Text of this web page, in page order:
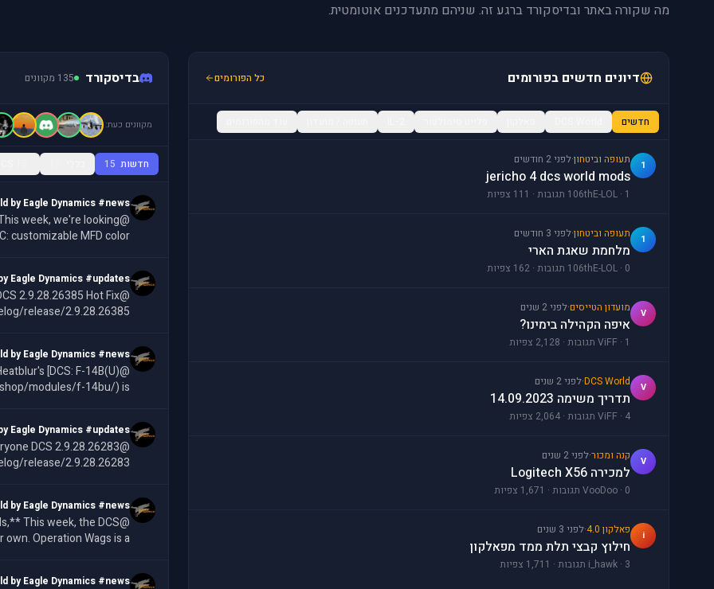
מה שקורה באתר ובדיסקורד ברגע זה. שניהם מתעדכנים אוטומטית.
דיונים חדשים בפורומים כל הפורומים
חדשים
1 תעופה וביטחון·לפני 2 חודשים
jericho 4 dcs world mods
106thE-LOL · 1 תגובות · 111 צפיות
1 תעופה וביטחון·לפני 3 חודשים
מלחמת שאגת הארי
106thE-LOL · 0 תגובות · 162 צפיות
V מועדון הטייסים·לפני 2 שנים
איפה הקהילה בימינו?
ViFF · 1 תגובות · 2,128 צפיות
V
DCS World
·לפני 2 שנים
תדריך משימה 14.09.2023
ViFF · 4 תגובות · 2,064 צפיות
V קנה ומכור·לפני 2 שנים
למכירה Logitech X56
VooDoo · 0 תגובות · 1,671 צפיות
i פאלקון 4.0 ·לפני 3 שנים
חילוץ קבצי תלת ממד מפאלקון
i_hawk · 3 תגובות · 1,711 צפיות
בדיסקורד 135 מקוונים
מקוונים כעת:
חדשות 15
by Eagle Dynamics #news
customizable MFD color
Eagle Dynamics #updates
2.9.28.26385 Hot Fix
release/2.9.28.26385/
by Eagle Dynamics #news
modules/f-14bu/) is
Eagle Dynamics #updates
DCS 2.9.28.26283
release/2.9.28.26283/
by Eagle Dynamics #news
Operation Wags is a
by Eagle Dynamics #news